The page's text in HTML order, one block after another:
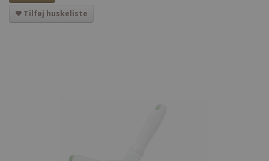
Tilføj huskeliste